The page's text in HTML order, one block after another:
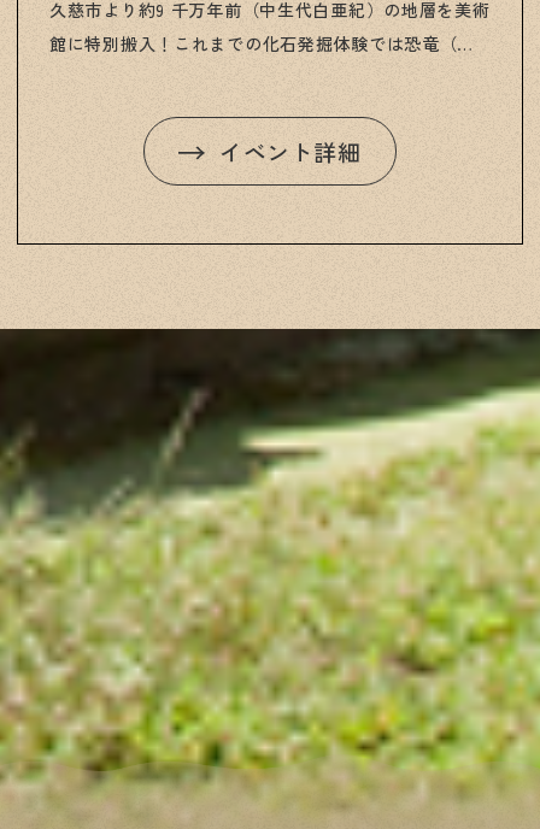
久慈市より約9 千万年前（中生代白亜紀）の地層を美術
館に特別搬入！これまでの化石発掘体験では恐竜（竜
ア化石」が見つかりました。今年はどんな化石が皆さ
んを待っているでしょうか？ ※プレミア化石を見つけ
た場合は貴重な資料となるため、岩手県久慈市に寄贈
り、記念品をプレゼントします。（学術的に重要な化
石を、我々は「プレミア化石」と呼んでいます！） 開
催日：7/4(土)、7/5(日)、7/11(土)、7/12(日)、
7/18(土)、7/19(日)、7/23(木)～7/26(日)、7/30(木)～
8/2(日)、8/7(金)～10(月) 計18日間 ※雨天決行・荒
天中止 ■時間：①10時30分～、②13時30分～ ■定員：
各回60名 ■内容：各回約1時間20分、はじめ約10分はレ
クチャー ■持ち物：軍手、日よけのための帽子、飲み
物 ■講師：平山廉（早稲田大学教授）、渡部真人（早
稲田大学）、他 ■場所：平山郁夫シルクロード美術
館 屋上らくだ公園 ■体験料：一般：1,600円（美術館
の入館券込み）、中学生以下：800円 ■申込開始：6月
6日（土） 午前10時より ※チラシ裏面の「関連ワーク
ショップ」は同日11 時から申込み開始です。 ※2026年
から、関連ワークショップの申込も、電話ではなく、
Webからの申込に変更します。 ■申込み方法：化石発
掘体験2026「専用サイト」（6/6のAM10時にHPのTOP
画面上に公開）よりご応募下さい。 ※ご登録頂くE-
イベント詳細